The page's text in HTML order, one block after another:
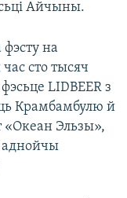
Айчыны.
на
сто тысяч
LIDBEER з
Крамбамбулю й
«Океан Эльзы»,
аднойчы